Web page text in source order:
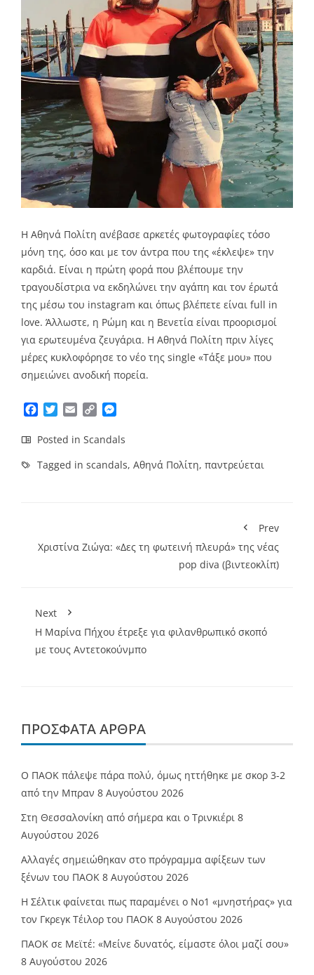
Η Αθηνά Πολίτη ανέβασε αρκετές φωτογραφίες τόσο
μόνη της, όσο και με τον άντρα που της «έκλεψε» την
καρδιά. Είναι η πρώτη φορά που βλέπουμε την
τραγουδίστρια να εκδηλώνει την αγάπη και τον έρωτά
της μέσω του instagram και όπως βλέπετε είναι full in
love. Άλλωστε, η Ρώμη και η Βενετία είναι προορισμοί
για ερωτευμένα ζευγάρια. Η Αθηνά Πολίτη πριν λίγες
μέρες κυκλοφόρησε το νέο της single «Τάξε μου» που
σημειώνει ανοδική πορεία.
Facebook
TwitterEmailCopy
Posted in Scandals
Tagged in scandals, Αθηνά Πολίτη, παντρεύεται
Prev
Χριστίνα Ζιώγα: «Δες τη φωτεινή πλευρά» της νέας
pop diva (βιντεοκλίπ)
Next
Η Μαρίνα Πήχου έτρεξε για φιλανθρωπικό σκοπό
με τους Αντετοκούνμπο
ΠΡΌΣΦΑΤΑ ΆΡΘΡΑ
Ο ΠΑΟΚ πάλεψε πάρα πολύ, όμως ηττήθηκε με σκορ 3-2
από την Μπραν 8 Αυγούστου 2026
Στη Θεσσαλονίκη από σήμερα και ο Τρινκιέρι 8
Αυγούστου 2026
Αλλαγές σημειώθηκαν στο πρόγραμμα αφίξεων των
ξένων του ΠΑΟΚ 8 Αυγούστου 2026
Η Σέλτικ φαίνεται πως παραμένει ο Νο1 «μνηστήρας» για
τον Γκρεγκ Τέιλορ του ΠΑΟΚ 8 Αυγούστου 2026
ΠΑΟΚ σε Μεϊτέ: «Μείνε δυνατός, είμαστε όλοι μαζί σου»
8 Αυγούστου 2026